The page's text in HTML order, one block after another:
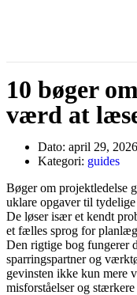
10 bøger
værd at
Dato: april 29, 2026
Kategori: guides
Bøger om projektledelse
uklare opgaver til
De løser især et kendt
et fælles sprog for
Den rigtige bog fungerer
sparringspartner og
gevinsten ikke kun mere
misforståelser og stærkere